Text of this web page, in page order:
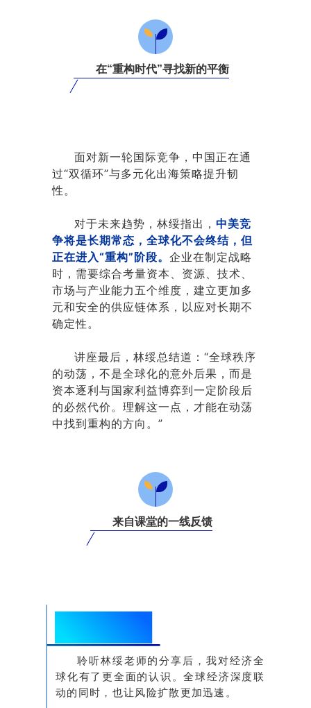
在“重构时代”寻找新的平衡
面对新一轮国际竞争，中国正在通
过“双循环”与多元化出海策略提升韧
性。
对于未来趋势，林绥指出， 中美竞
争将是长期常态，全球化不会终结，但
正在进入“重构”阶段。 企业在制定战略
时，需要综合考量资本、资源、技术、
市场与产业能力五个维度，建立更加多
元和安全的供应链体系，以应对长期不
确定性。
讲座最后，林绥总结道：“全球秩序
的动荡，不是全球化的意外后果，而是
资本逐利与国家利益博弈到一定阶段后
的必然代价。理解这一点，才能在动荡
中找到重构的方向。”
来自课堂的一线反馈
聆听林绥老师的分享后，我对经济全
球化有了更全面的认识。全球经济深度联
动的同时，也让风险扩散更加迅速。